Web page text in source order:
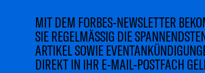
MIT DEM FORBES-NEWSLETTER
SIE REGELMÄSSIG DIE
ARTIKEL SOWIE
DIREKT IN IHR E-MAIL-POSTFACH